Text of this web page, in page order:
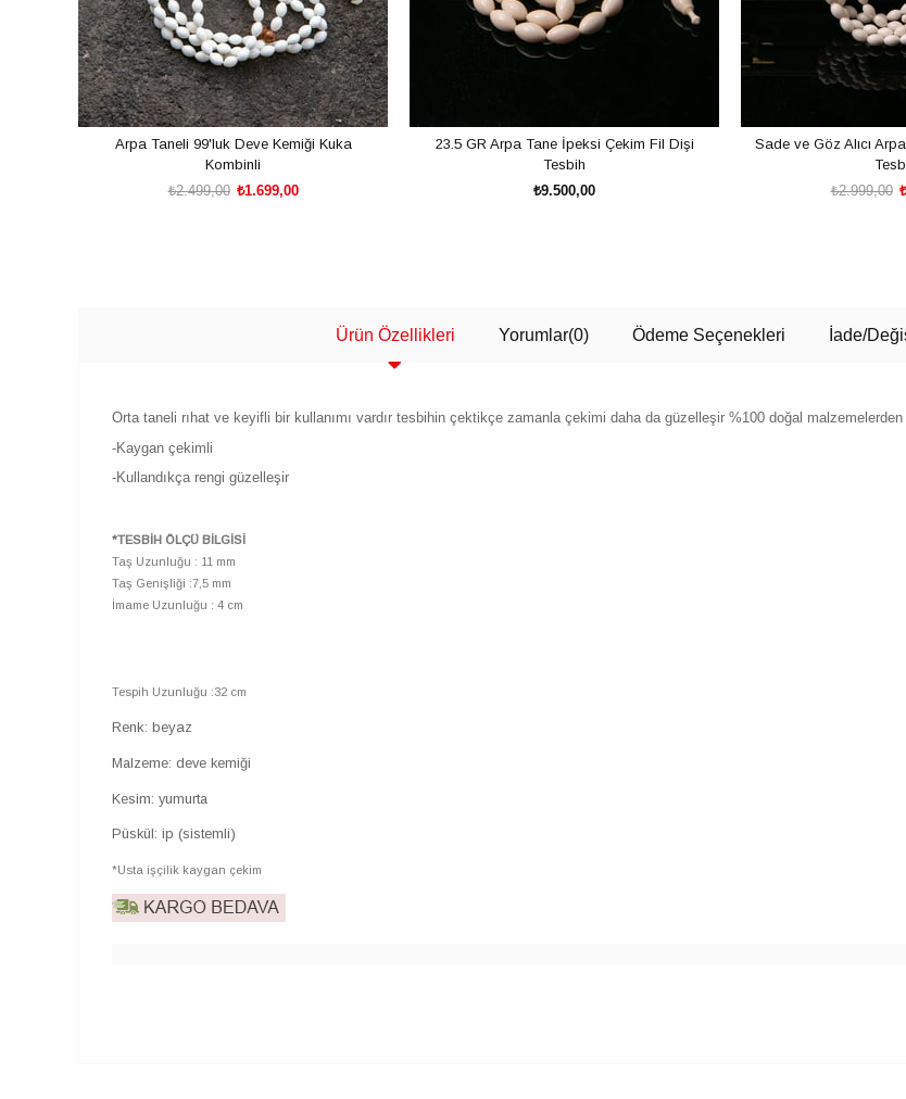
Arpa Taneli 99'luk Deve Kemiği Kuka
Kombinli
₺1.699,00
₺2.499,00
23.5 GR Arpa Tane İpeksi Çekim Fil Dişi
Tesbih
₺9.500,00
Sade ve Göz Alıcı
₺2.999,00
Ürün Özellikleri Yorumlar(0) Ödeme Seçenekleri İade/
Orta taneli rıhat ve keyifli bir kullanımı vardır tesbihin çektikçe zamanla çekimi daha da güzelleşir %100 doğal malzemelerden
-Kaygan çekimli
-Kullandıkça rengi güzelleşir
*TESBİH ÖLÇÜ BİLGİSİ
Taş Uzunluğu : 11 mm
Taş Genişliği :7,5 mm
İmame Uzunluğu : 4 cm
Tespih Uzunluğu :32 cm
Renk: beyaz
Malzeme: deve kemiği
Kesim: yumurta
Püskül: ip (sistemli)
*Usta işçilik kaygan çekim